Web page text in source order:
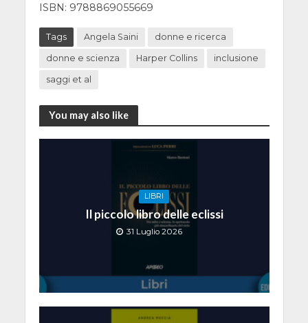
ISBN: 9788869055669
Tags Angela Saini donne e ricerca
donne e scienza Harper Collins inclusione
saggi et al
You may also like
LIBRI
Il piccolo libro delle eclissi
31 Luglio 2026